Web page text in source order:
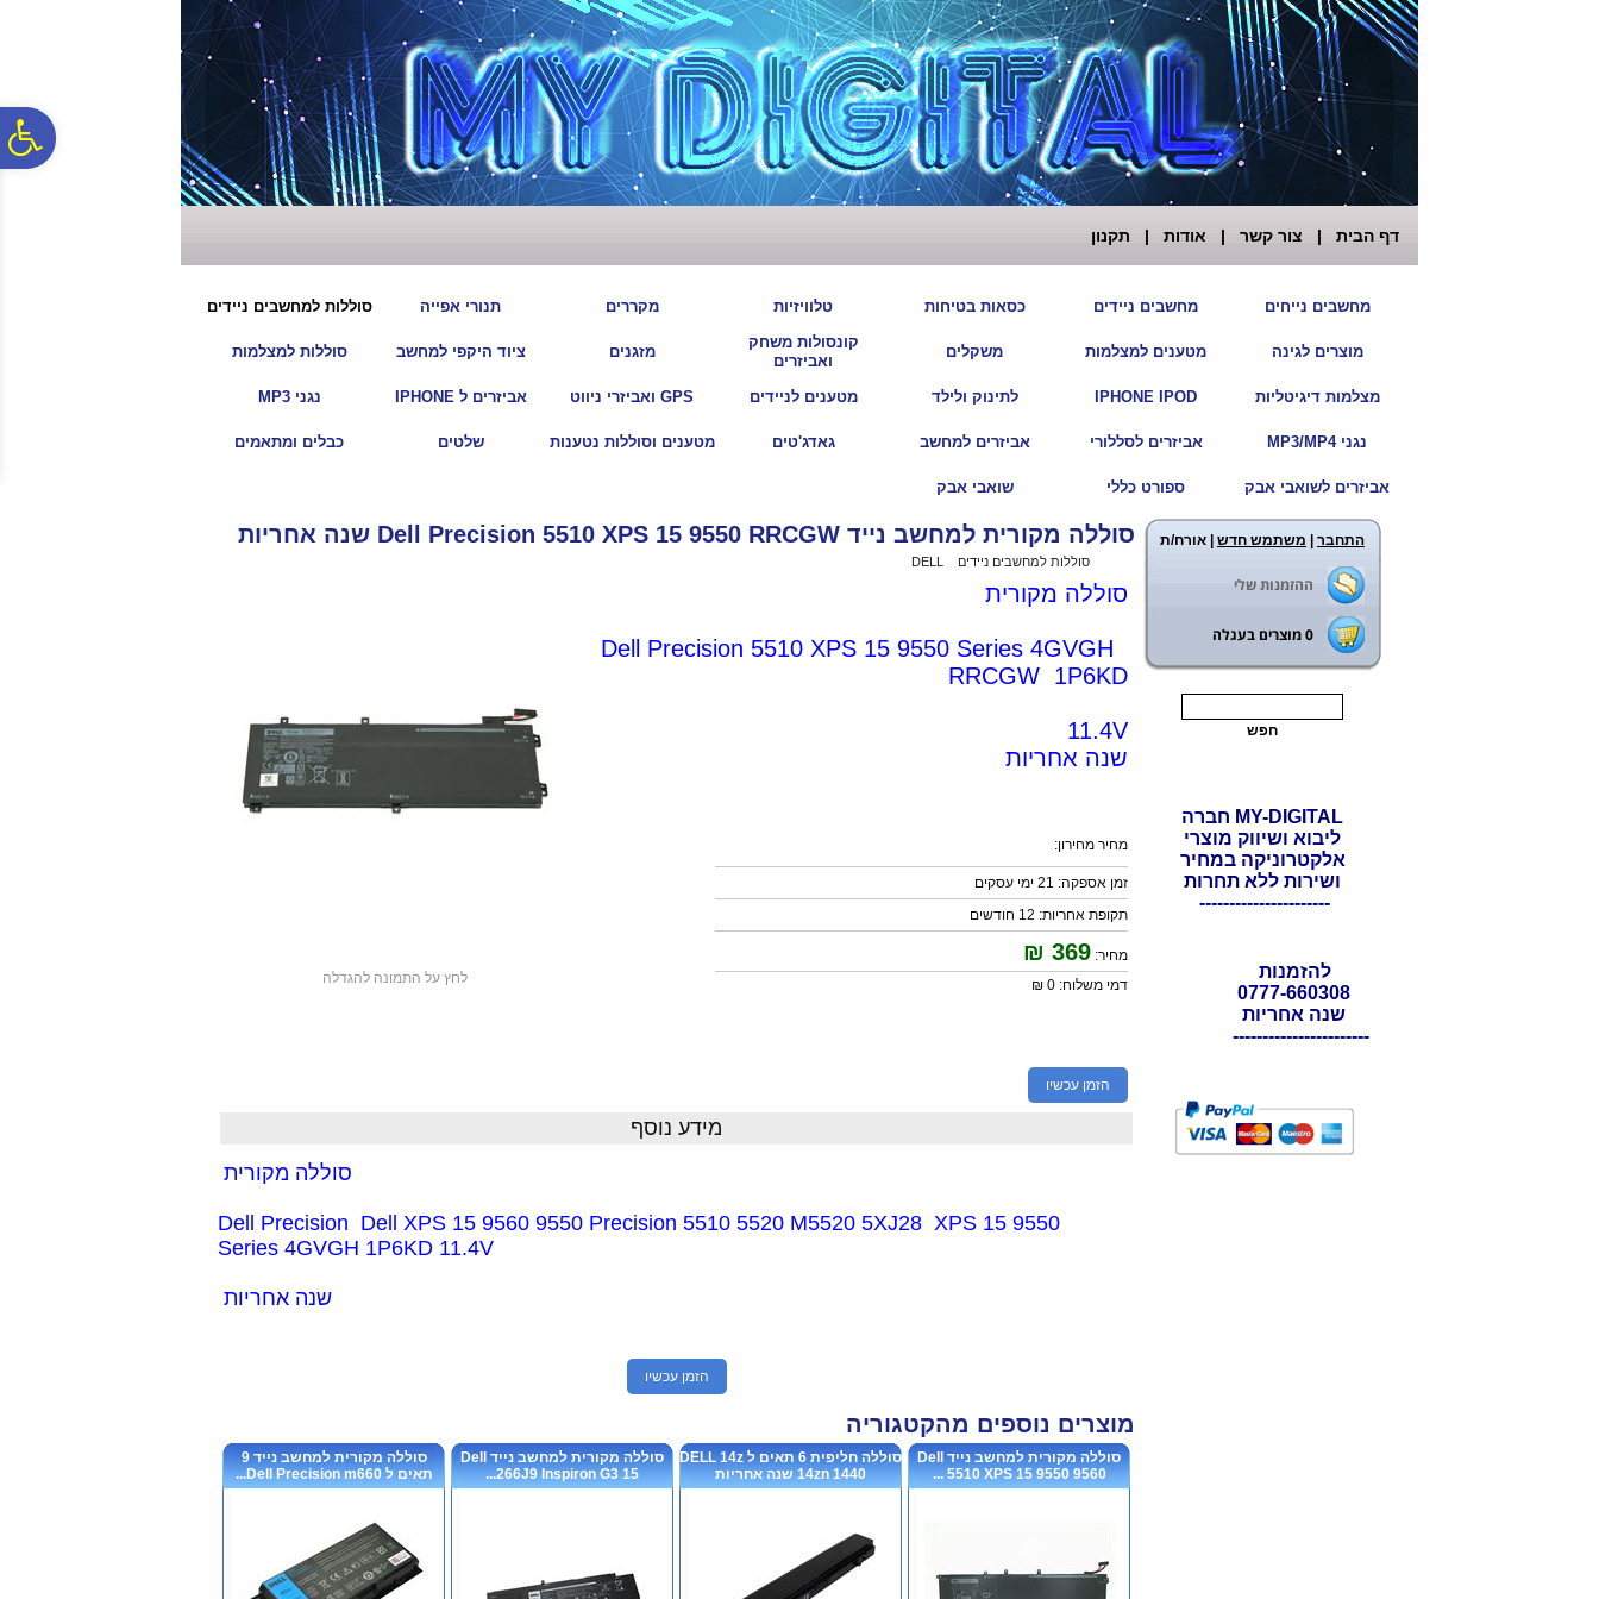
נגישות
אתר
המרכזי
דף הבית | צור קשר | אודות | תקנון
מחשבים נייחים מחשבים ניידים כסאות בטיחות טלוויזיות מקררים תנורי אפייה סוללות למחשבים ניידים
מוצרים לגינה מטענים למצלמות משקלים
קונסולות משחק
ואביזרים
מזגנים ציוד היקפי למחשב סוללות למצלמות
מצלמות דיגיטליות IPHONE IPOD לתינוק ולילד מטענים לניידים GPS ואביזרי ניווט אביזרים ל IPHONE נגני MP3
נגני MP3/MP4 אביזרים לסללורי אביזרים למחשב גאדג'טים מטענים וסוללות נטענות שלטים כבלים ומתאמים
אביזרים לשואבי אבק ספורט כללי שואבי אבק
סוללה מקורית למחשב נייד Dell Precision 5510 XPS 15 9550 RRCGW שנה אחריות
סוללות למחשבים ניידים DELL
סוללה מקורית
Dell Precision 5510 XPS 15 9550 Series 4GVGH
RRCGW 1P6KD
11.4V
שנה אחריות
מחיר מחירון:
זמן אספקה: 21 ימי עסקים
תקופת אחריות: 12 חודשים
מחיר: 369
₪
דמי משלוח: 0 ₪
הזמן עכשיו
לחץ על התמונה להגדלה
מידע נוסף
סוללה מקורית
Dell Precision Dell XPS 15 9560 9550 Precision 5510 5520 M5520 5XJ28 XPS 15 9550
Series 4GVGH 1P6KD 11.4V
שנה אחריות
הזמן עכשיו
מוצרים נוספים מהקטגוריה
סוללה מקורית למחשב נייד Dell
5510 XPS 15 9550 9560 ...
סוללה חליפית 6 תאים ל DELL 14z
14zn 1440 שנה אחריות
סוללה מקורית למחשב נייד Dell
266J9 Inspiron G3 15...
סוללה מקורית למחשב נייד 9
תאים ל Dell Precision m660...
התחבר משתמש חדש | אורח/ת
ההזמנות שלי
0מוצרים בעגלה
MY-DIGITAL חברה
ליבוא ושיווק מוצרי
אלקטרוניקה במחיר
ושירות ללא תחרות
----------------------
להזמנות
0777-660308
שנה אחריות
-----------------------